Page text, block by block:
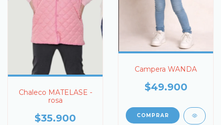
Chaleco MATELASE -
rosa
$35.900
Campera WANDA
$49.900
COMPRAR